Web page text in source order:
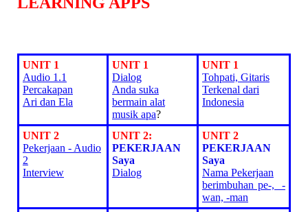
UNIT 1
Audio 1.1
Percakapan
Ari dan Ela
UNIT 1
Dialog
Anda suka
bermain alat
musik apa?
UNIT 1
Tohpati, Gitaris
Terkenal dari
Indonesia
UNIT 2
Pekerjaan - Audio
2
Interview
UNIT 2:
PEKERJAAN
Saya
Dialog
UNIT 2
PEKERJAAN
Saya
Nama Pekerjaan
berimbuhan pe-, -
wan, -man